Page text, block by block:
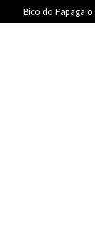
Bico do Papagaio